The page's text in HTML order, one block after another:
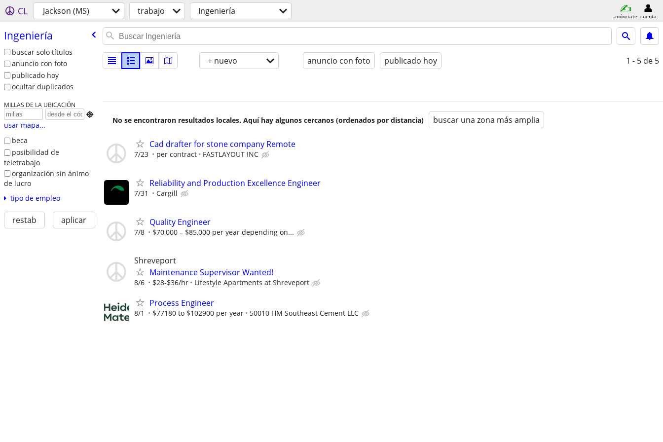
CL Jackson (MS) trabajo Ingeniería anúnciate cuenta
Ingeniería
buscar solo títulos
anuncio con foto
publicado hoy
ocultar duplicados
MILLAS DE LA UBICACIÓN

usar mapa...
beca
posibilidad de
teletrabajo
organización sin ánimo
de lucro
tipo de empleo
restab aplicar
+ nuevo anuncio con foto publicado hoy 1 - 5 de 5
No se encontraron resultados locales. Aquí hay algunos cercanos (ordenados por distancia) buscar una zona más amplia
Cad drafter for stone company Remote
7/23 per contract FASTLAYOUT INC
Reliability and Production Excellence Engineer
7/31 Cargill
Quality Engineer
7/8 $70,000 – $85,000 per year depending on...
Shreveport
Maintenance Supervisor Wanted!
8/6 $28-$36/hr Lifestyle Apartments at Shreveport
Process Engineer
8/1 $77180 to $102900 per year 50010 HM Southeast Cement LLC